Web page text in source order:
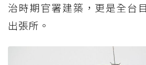
治時期官署建築，更是全台
出張所。